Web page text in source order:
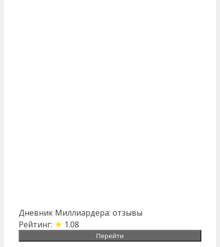
Дневник Миллиардера: отзывы
Рейтинг: ★ 1.08
Перейти